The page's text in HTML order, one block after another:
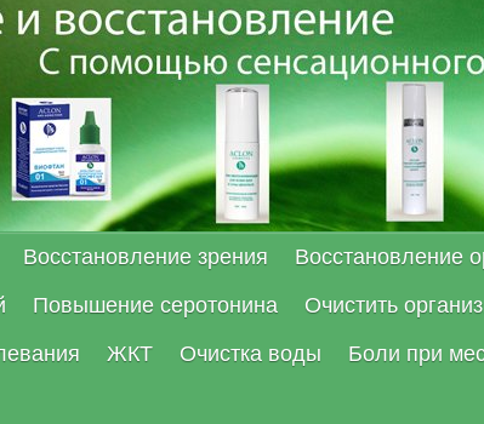
Восстановление зрения Восстановление
Повышение серотонина Очистить
ЖКТ Очистка воды Боли при